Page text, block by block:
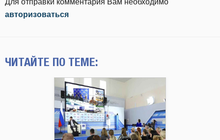
Для отправки комментария Вам необходимо
авторизоваться
ЧИТАЙТЕ ПО ТЕМЕ: